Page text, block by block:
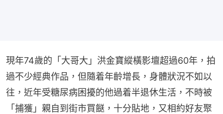
現年74歲的「大哥大」洪金寶縱橫影壇超過60年，拍
過不少經典作品，但隨着年齡增長，身體狀況不如以
往，近年受糖尿病困擾的他過着半退休生活，不時被
「捕獲」親自到街市買餸，十分貼地，又相約好友聚